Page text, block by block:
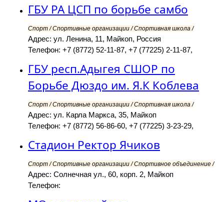
ГБУ РА ЦСП по борьбе самбо
Спорт / Спортивные организации / Спортивная школа /
Адрес: ул. Ленина, 11, Майкоп, Россия
Телефон: +7 (8772) 52-11-87, +7 (77225) 2-11-87,
ГБУ респ.Адыгея СШОР по
Борьбе Дюздо им. Я.К Коблева
Спорт / Спортивные организации / Спортивная школа /
Адрес: ул. Карла Маркса, 35, Майкоп
Телефон: +7 (8772) 56-86-60, +7 (77225) 3-23-29,
Стадион Ректор Ячиков
Спорт / Спортивные организации / Спортивное объединение /
Адрес: Солнечная ул., 60, корп. 2, Майкоп
Телефон: